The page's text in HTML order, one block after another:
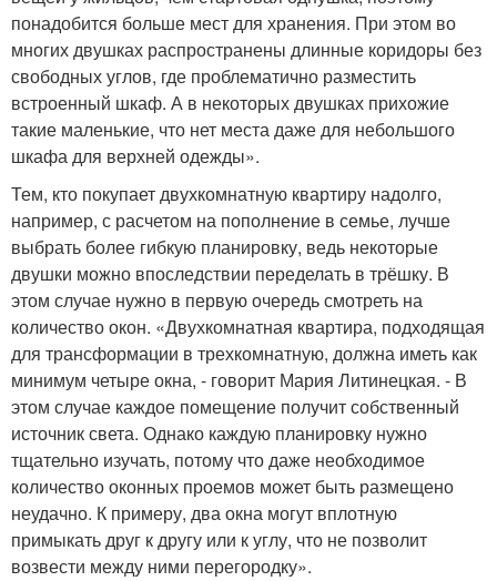
понадобится больше мест для хранения. При этом во
многих двушках распространены длинные коридоры без
свободных углов, где проблематично разместить
встроенный шкаф. А в некоторых двушках прихожие
такие маленькие, что нет места даже для небольшого
шкафа для верхней одежды».
Тем, кто покупает двухкомнатную квартиру надолго,
например, с расчетом на пополнение в семье, лучше
выбрать более гибкую планировку, ведь некоторые
двушки можно впоследствии переделать в трёшку. В
этом случае нужно в первую очередь смотреть на
количество окон. «Двухкомнатная квартира, подходящая
для трансформации в трехкомнатную, должна иметь как
минимум четыре окна, - говорит Мария Литинецкая. - В
этом случае каждое помещение получит собственный
источник света. Однако каждую планировку нужно
тщательно изучать, потому что даже необходимое
количество оконных проемов может быть размещено
неудачно. К примеру, два окна могут вплотную
примыкать друг к другу или к углу, что не позволит
возвести между ними перегородку».